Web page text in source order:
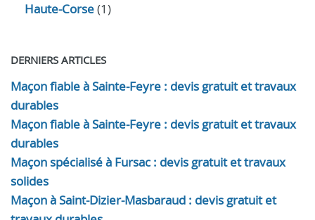
Haute-Corse(1)
DERNIERS ARTICLES
Maçon fiable à Sainte-Feyre : devis gratuit et travaux
durables
Maçon fiable à Sainte-Feyre : devis gratuit et travaux
durables
Maçon spécialisé à Fursac : devis gratuit et travaux
solides
Maçon à Saint-Dizier-Masbaraud : devis gratuit et